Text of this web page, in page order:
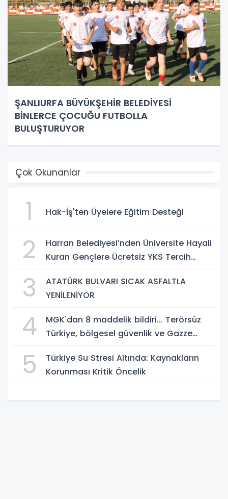
ŞANLIURFA BÜYÜKŞEHİR BELEDİYESİ
BİNLERCE ÇOCUĞU FUTBOLLA
BULUŞTURUYOR
Çok Okunanlar
1 Hak-İş'ten Üyelere Eğitim Desteği
2
Harran Belediyesi’nden Üniversite Hayali
Kuran Gençlere Ücretsiz YKS Tercih
3
ATATÜRK BULVARI SICAK ASFALTLA
YENİLENİYOR
4
MGK'dan 8 maddelik bildiri... Terörsüz
Türkiye, bölgesel güvenlik ve Gazze
5
Türkiye Su Stresi Altında: Kaynakların
Korunması Kritik Öncelik